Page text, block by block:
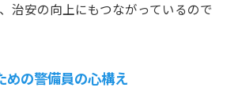
治安の向上にもつながっているので
めの警備員の心構え